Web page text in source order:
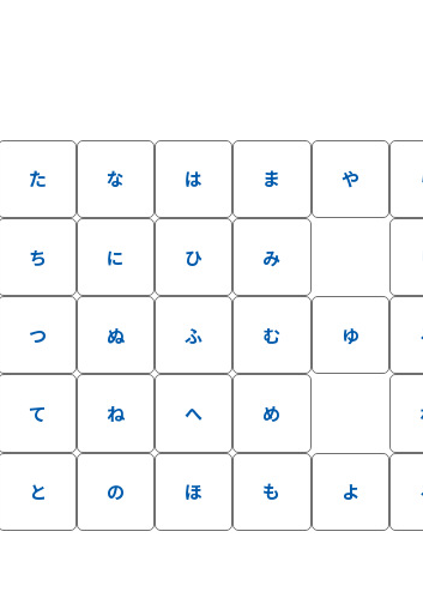
た
ち
つ
て
と
な
に
ぬ
ね
の
は
ひ
ふ
へ
ほ
ま
み
む
め
も
や
ゆ
よ